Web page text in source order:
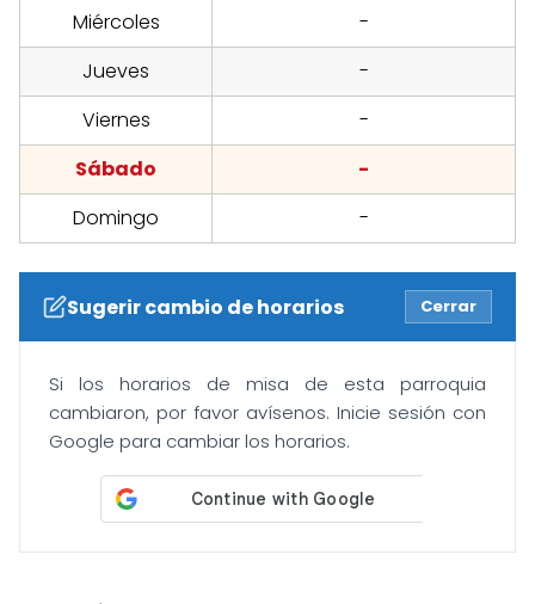
Miércoles
-
Jueves
-
Viernes
-
Sábado
-
Domingo
-
Sugerir cambio de horarios Cerrar
Si los horarios de misa de esta parroquia
cambiaron, por favor avísenos. Inicie sesión con
Google para cambiar los horarios.